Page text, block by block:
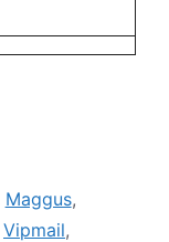
Maggus,
Vipmail,